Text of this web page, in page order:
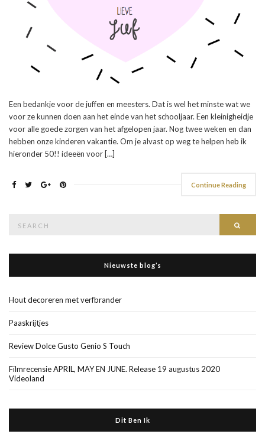
Een bedankje voor de juffen en meesters. Dat is wel het minste wat we
voor ze kunnen doen aan het einde van het schooljaar. Een kleinigheidje
voor alle goede zorgen van het afgelopen jaar. Nog twee weken en dan
hebben onze kinderen vakantie. Om je alvast op weg te helpen heb ik
hieronder 50!! ideeën voor […]
Continue Reading
Nieuwste blog’s
Hout decoreren met verfbrander
Paaskrijtjes
Review Dolce Gusto Genio S Touch
Filmrecensie APRIL, MAY EN JUNE. Release 19 augustus 2020
Videoland
Dit Ben Ik